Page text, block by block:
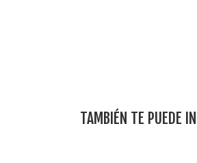
TAMBIÉN TE PUEDE